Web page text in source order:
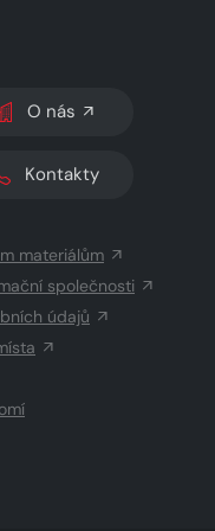
SVĚTLÝ/TMAVÝ REŽIM
O nás
Kontakty
materiálům
společnosti
údajů